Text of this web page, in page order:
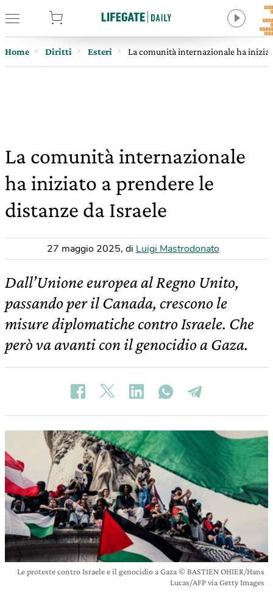
Home Diritti Esteri La comunità internazionale ha
La comunità internazionale
ha iniziato a prendere le
distanze da Israele
27 maggio 2025, di Luigi Mastrodonato
Dall’Unione europea al Regno Unito,
passando per il Canada, crescono le
misure diplomatiche contro Israele. Che
però va avanti con il genocidio a Gaza.
Le proteste contro Israele e il genocidio a Gaza © BASTIEN OHIER/Hans
Lucas/AFP via Getty Images